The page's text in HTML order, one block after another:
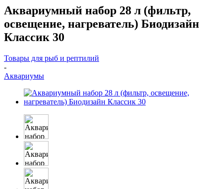
Аквариумный набор 28 л (фильтр,
освещение, нагреватель) Биодизайн
Классик 30
Товары для рыб и рептилий
-
Аквариумы